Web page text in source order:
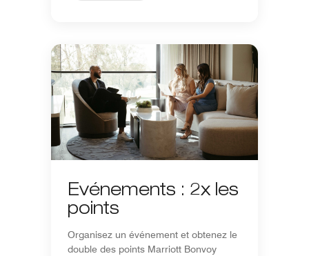
Événements : 2x les
points
Organisez un événement et obtenez le
double des points Marriott Bonvoy